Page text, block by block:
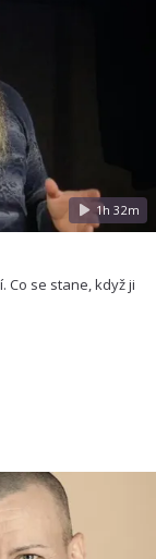
1h 32m
Co se stane, když ji